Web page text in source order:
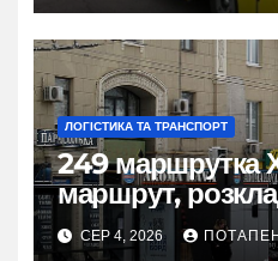
ЛОГІСТИКА ТА ТРАНСПОРТ
249 маршрутка
маршрут,
зручної поїздки
СЕР 4, 2026